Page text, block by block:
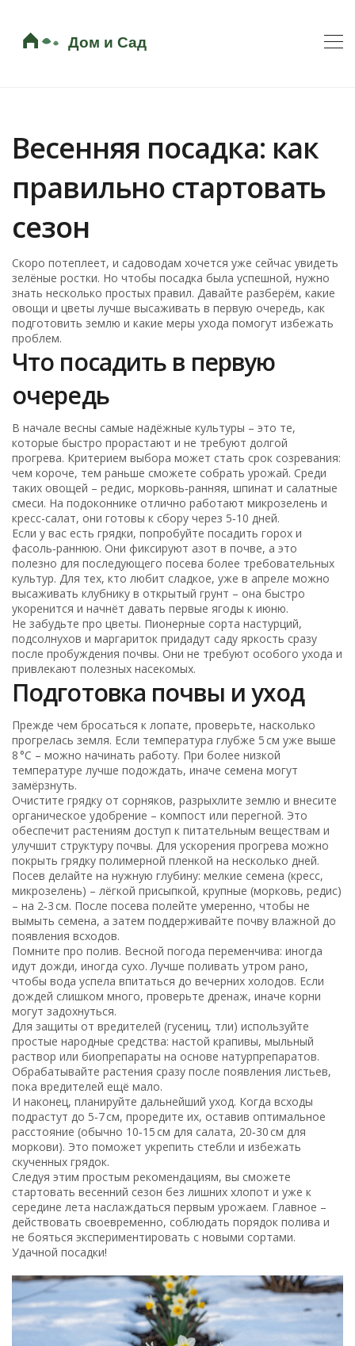
Весенняя посадка: как
правильно стартовать
сезон
Скоро потеплеет, и садоводам хочется уже сейчас увидеть
зелёные ростки. Но чтобы посадка была успешной, нужно
знать несколько простых правил. Давайте разберём, какие
овощи и цветы лучше высаживать в первую очередь, как
подготовить землю и какие меры ухода помогут избежать
проблем.
Что посадить в первую
очередь
В начале весны самые надёжные культуры – это те,
которые быстро прорастают и не требуют долгой
прогрева. Критерием выбора может стать срок созревания:
чем короче, тем раньше сможете собрать урожай. Среди
таких овощей – редис, морковь‑ранняя, шпинат и салатные
смеси. На подоконнике отлично работают микрозелень и
кресс-салат, они готовы к сбору через 5‑10 дней.
Если у вас есть грядки, попробуйте посадить горох и
фасоль‑раннюю. Они фиксируют азот в почве, а это
полезно для последующего посева более требовательных
культур. Для тех, кто любит сладкое, уже в апреле можно
высаживать клубнику в открытый грунт – она быстро
укоренится и начнёт давать первые ягоды к июню.
Не забудьте про цветы. Пионерные сорта настурций,
подсолнухов и маргариток придадут саду яркость сразу
после пробуждения почвы. Они не требуют особого ухода и
привлекают полезных насекомых.
Подготовка почвы и уход
Прежде чем бросаться к лопате, проверьте, насколько
прогрелась земля. Если температура глубже 5 см уже выше
8 °C – можно начинать работу. При более низкой
температуре лучше подождать, иначе семена могут
замёрзнуть.
Очистите грядку от сорняков, разрыхлите землю и внесите
органическое удобрение – компост или перегной. Это
обеспечит растениям доступ к питательным веществам и
улучшит структуру почвы. Для ускорения прогрева можно
покрыть грядку полимерной пленкой на несколько дней.
Посев делайте на нужную глубину: мелкие семена (кресс,
микрозелень) – лёгкой присыпкой, крупные (морковь, редис)
– на 2‑3 см. После посева полейте умеренно, чтобы не
вымыть семена, а затем поддерживайте почву влажной до
появления всходов.
Помните про полив. Весной погода переменчива: иногда
идут дожди, иногда сухо. Лучше поливать утром рано,
чтобы вода успела впитаться до вечерних холодов. Если
дождей слишком много, проверьте дренаж, иначе корни
могут задохнуться.
Для защиты от вредителей (гусениц, тли) используйте
простые народные средства: настой крапивы, мыльный
раствор или биопрепараты на основе натурпрепаратов.
Обрабатывайте растения сразу после появления листьев,
пока вредителей ещё мало.
И наконец, планируйте дальнейший уход. Когда всходы
подрастут до 5‑7 см, проредите их, оставив оптимальное
расстояние (обычно 10‑15 см для салата, 20‑30 см для
моркови). Это поможет укрепить стебли и избежать
скученных грядок.
Следуя этим простым рекомендациям, вы сможете
стартовать весенний сезон без лишних хлопот и уже к
середине лета наслаждаться первым урожаем. Главное –
действовать своевременно, соблюдать порядок полива и
не бояться экспериментировать с новыми сортами.
Удачной посадки!